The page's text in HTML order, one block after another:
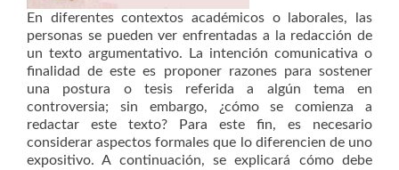
En diferentes contextos académicos o laborales, las
personas se pueden ver enfrentadas a la redacción de
un texto argumentativo. La intención comunicativa o
finalidad de este es proponer razones para sostener
una postura o tesis referida a algún tema en
controversia; sin embargo, ¿cómo se comienza a
redactar este texto? Para este fin, es necesario
considerar aspectos formales que lo diferencien de uno
expositivo. A continuación, se explicará cómo debe